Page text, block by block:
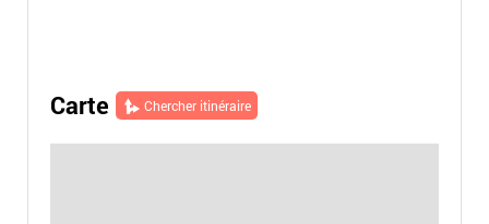
Carte Chercher itinéraire